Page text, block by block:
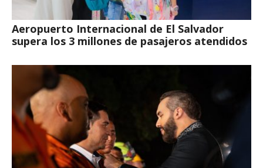
Aeropuerto Internacional de El Salvador
supera los 3 millones de pasajeros atendidos